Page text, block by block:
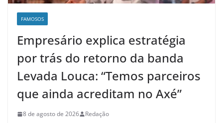
FAMOSOS
Empresário explica estratégia
por trás do retorno da banda
Levada Louca: “Temos parceiros
que ainda acreditam no Axé”
8 de agosto de 2026 Redação